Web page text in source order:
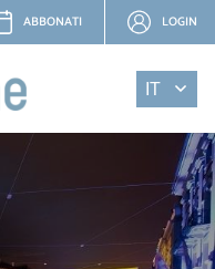
ABBONATI LOGIN
IT